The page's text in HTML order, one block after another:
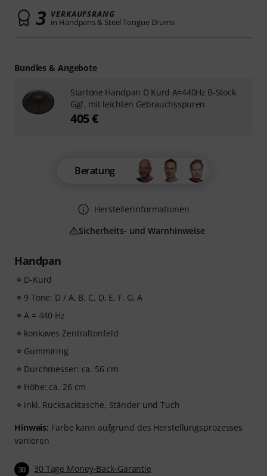
Handpan
D-Kurd
9 Töne: D / A, B, C, D, E, F, G, A
A = 440 Hz
konkaves Zentraltonfeld
Gummiring
Durchmesser: ca. 56 cm
Höhe: ca. 26 cm
inkl. Rucksacktasche, Ständer und Tuch
Hinweis: Farbe kann aufgrund des Herstellungsprozesses
variieren
30 30 Tage Money-Back-Garantie
3 VERKAUFSRANG
in Handpans & Steel Tongue Drums
Beratung
Herstellerinformationen
Sicherheits- und Warnhinweise
Bundles & Angebote
Startone Handpan D Kurd A=440Hz B-Stock
Ggf. mit leichten Gebrauchsspuren
405 €